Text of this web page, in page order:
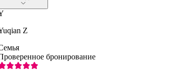
Z
бронирование